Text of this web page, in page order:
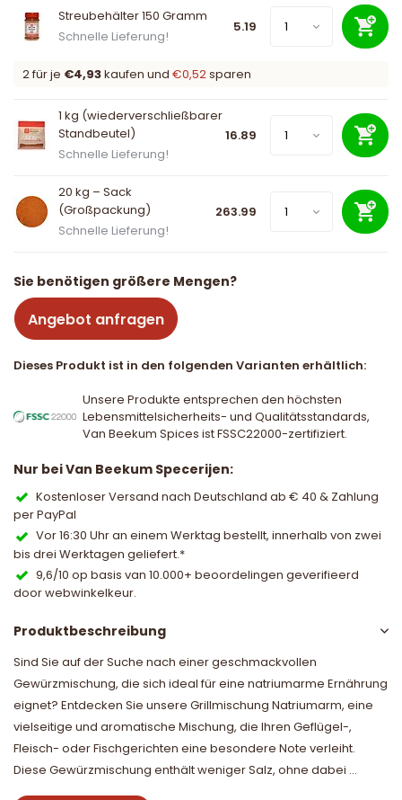
Streubehälter 150 Gramm
Schnelle Lieferung!
5.19
2 für je €4,93kaufen und €0,52sparen
1 kg (wiederverschließbarer
Standbeutel)
Schnelle Lieferung!
16.89
20 kg – Sack
(Großpackung)
Schnelle Lieferung!
263.99
Sie benötigen größere Mengen?
Angebot anfragen
Dieses Produkt ist in den folgenden Varianten erhältlich:
Unsere Produkte entsprechen den höchsten
Lebensmittelsicherheits- und Qualitätsstandards,
Van Beekum Spices ist FSSC22000-zertifiziert.
Nur bei Van Beekum Specerijen:
Kostenloser Versand nach Deutschland ab € 40 & Zahlung
per PayPal
Vor 16:30 Uhr an einem Werktag bestellt, innerhalb von zwei
bis drei Werktagen geliefert.*
9,6/10 op basis van 10.000+ beoordelingen geverifieerd
door webwinkelkeur.
Produktbeschreibung
Sind Sie auf der Suche nach einer geschmackvollen
Gewürzmischung, die sich ideal für eine natriumarme Ernährung
eignet? Entdecken Sie unsere Grillmischung Natriumarm, eine
vielseitige und aromatische Mischung, die Ihren Geflügel-,
Fleisch- oder Fischgerichten eine besondere Note verleiht.
Diese Gewürzmischung enthält weniger Salz, ohne dabei ...